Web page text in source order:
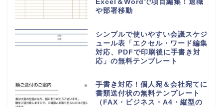
Excel＆Wordで項目編集！退職
や部署移動
シンプルで使いやすい会議スケジ
ュール表「エクセル・ワード編集
対応、PDFで印刷後に手書き対
応」の無料テンプレート
手書き対応！個人宛＆会社宛てに
書類送付状の無料テンプレート
（FAX・ビジネス・A4・縦型の